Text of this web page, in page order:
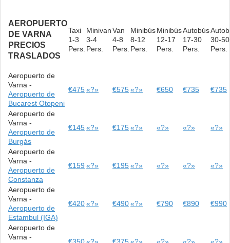
AEROPUERTO
DE VARNA
PRECIOS
TRASLADOS
Taxi
1-3
Pers.
Minivan
3-4
Pers.
Van
4-8
Pers.
Minibús
8-12
Pers.
Minibús
12-17
Pers.
Autobús
17-30
Pers.
30-50
Pers.
Aeropuerto de
Varna -
Aeropuerto de
Bucarest Otopeni
€475«?» €575«?» €650 €735 €735
Aeropuerto de
Varna -
Aeropuerto de
Burgás
€145«?» €175«?» «?» «?» «?»
Aeropuerto de
Varna -
Aeropuerto de
Constanza
€159 «?» €195«?» «?» «?» «?»
Aeropuerto de
Varna -
Aeropuerto de
Estambul (IGA)
€420«?» €490«?» €790 €890 €990
Aeropuerto de
Varna -
€350«?» €375«?» «?» «?» «?»